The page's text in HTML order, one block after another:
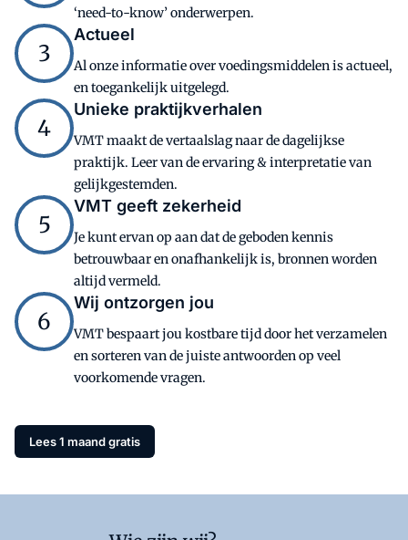
‘need-to-know’ onderwerpen.
3
Actueel
Al onze informatie over voedingsmiddelen is actueel,
en toegankelijk uitgelegd.
4
Unieke praktijkverhalen
VMT maakt de vertaalslag naar de dagelijkse
praktijk. Leer van de ervaring & interpretatie van
gelijkgestemden.
5
VMT geeft zekerheid
Je kunt ervan op aan dat de geboden kennis
betrouwbaar en onafhankelijk is, bronnen worden
altijd vermeld.
6
Wij ontzorgen jou
VMT bespaart jou kostbare tijd door het verzamelen
en sorteren van de juiste antwoorden op veel
voorkomende vragen.
Lees 1 maand gratis